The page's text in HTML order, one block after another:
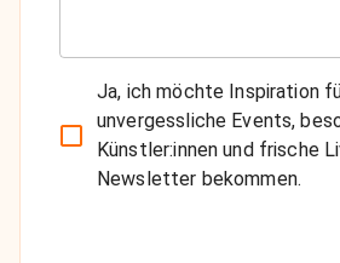
Ja, ich möchte Inspiration
unvergessliche Events,
Künstler:innen und frische
Newsletter bekommen.